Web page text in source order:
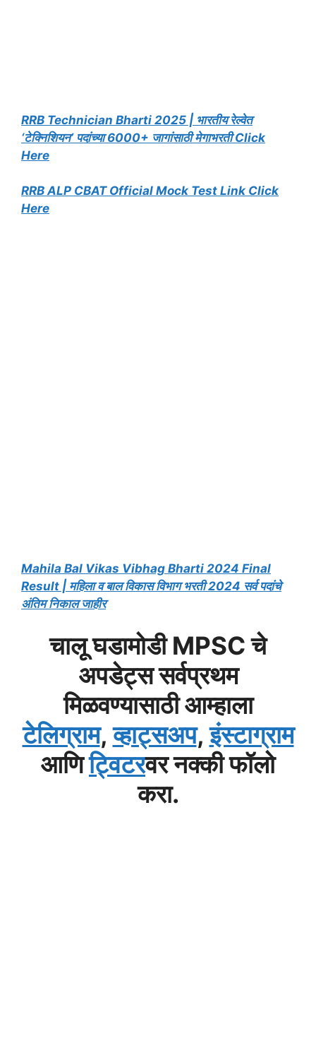
RRB Technician Bharti 2025 | भारतीय रेल्वेत
‘टेक्निशियन’ पदांच्या 6000+ जागांसाठी मेगाभरती Click
Here
RRB ALP CBAT Official Mock Test Link Click
Here
Mahila Bal Vikas Vibhag Bharti 2024 Final
Result | महिला व बाल विकास विभाग भरती 2024 सर्व पदांचे
अंतिम निकाल जाहीर
चालू घडामोडी MPSC चे
अपडेट्स सर्वप्रथम
मिळवण्यासाठी आम्हाला
टेलिग्राम,व्हाट्सअप,इंस्टाग्राम
आणिट्विटरवर नक्की फॉलो
करा.